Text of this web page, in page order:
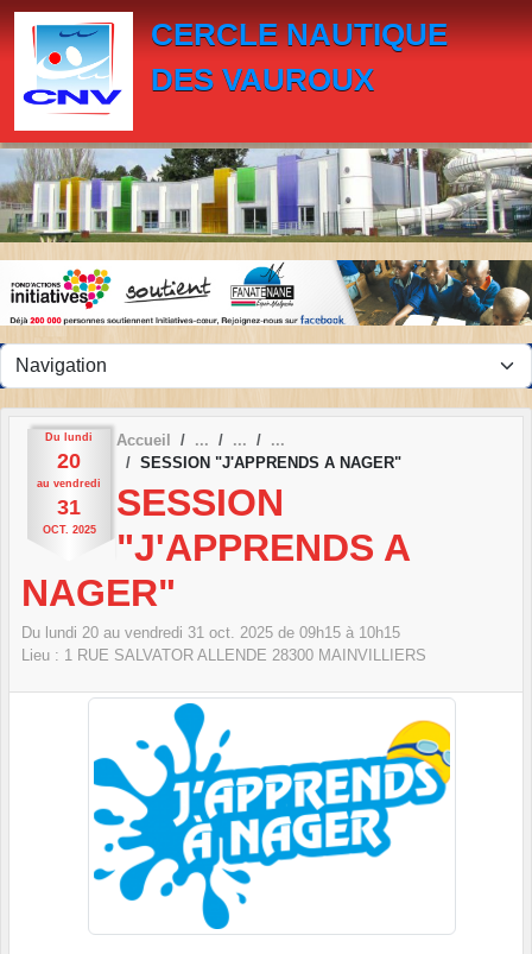
CERCLE NAUTIQUE
DES VAUROUX
Du lundi
20
au vendredi
31
OCT. 2025
Accueil
SESSION "J'APPRENDS A NAGER"
SESSION
"J'APPRENDS A
NAGER"
Du lundi 20 au vendredi 31 oct. 2025 de 09h15 à 10h15
Lieu : 1 RUE SALVATOR ALLENDE 28300 MAINVILLIERS
Panneau de gestion des cookies